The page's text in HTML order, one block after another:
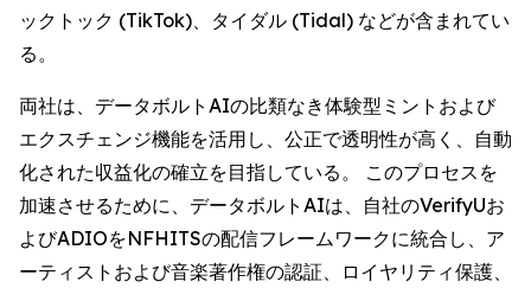
ックトック (TikTok)、タイダル (Tidal) などが含まれてい
る。
両社は、データボルトAIの比類なき体験型ミントおよび
エクスチェンジ機能を活用し、公正で透明性が高く、自動
化された収益化の確立を目指している。 このプロセスを
加速させるために、データボルトAIは、自社のVerifyUお
よびADIOをNFHITSの配信フレームワークに統合し、ア
ーティストおよび音楽著作権の認証、ロイヤリティ保護、